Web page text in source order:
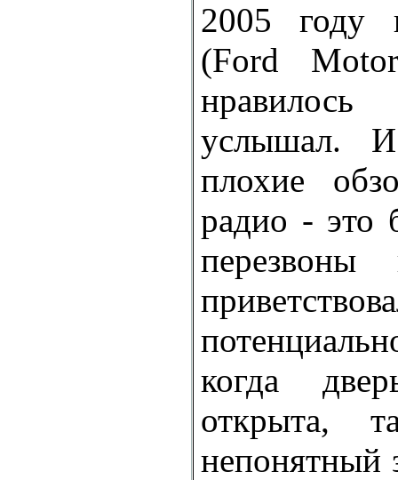
2005 году
(Ford
услышал.
плохие
радио - это
перезвоны
когда
открыта,
непонятный